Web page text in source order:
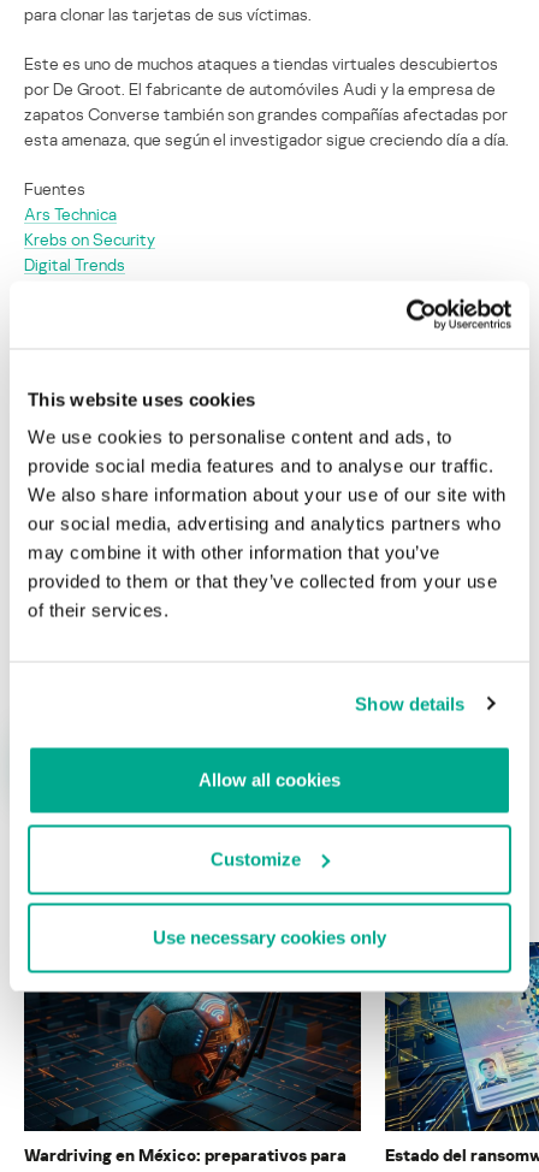
This website uses cookies
We use cookies to personalise content and ads, to
provide social media features and to analyse our traffic.
We also share information about your use of our site with
our social media, advertising and analytics partners who
may combine it with other information that you’ve
provided to them or that they’ve collected from your use
of their services.
Show details
Allow all cookies
Customize
Use necessary cookies only
para clonar las tarjetas de sus víctimas.
Este es uno de muchos ataques a tiendas virtuales descubiertos
por De Groot. El fabricante de automóviles Audi y la empresa de
zapatos Converse también son grandes compañías afectadas por
esta amenaza, que según el investigador sigue creciendo día a día.
Fuentes
Ars Technica
Krebs on Security
Digital Trends
campos obligatorios están marcados con*
ÚLTIMAS PUBLICACIONES
Wardriving en México: preparativos para
Estado del